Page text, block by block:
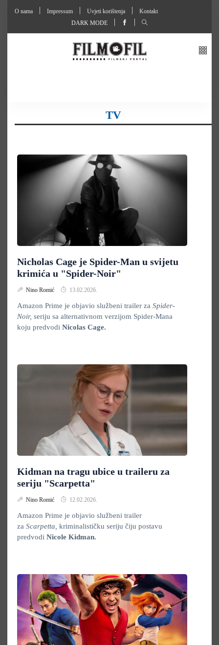
O nama Impressum Uvjeti korištenja
Kontakt
DARK MODE
TV
Nicholas Cage je Spider-Man u svijetu
krimića u "Spider-Noir"
Nino Romić 13.02.2026.
Amazon Prime je objavio službeni trailer za Spider-
Noir, seriju sa alternativnom verzijom Spider-Mana
koju predvodi Nicolas Cage.
Kidman na tragu ubice u traileru za
seriju "Scarpetta"
Nino Romić 12.02.2026.
Amazon Prime je objavio službeni trailer
za Scarpetta, kriminalističku seriju čiju postavu
predvodi Nicole Kidman.